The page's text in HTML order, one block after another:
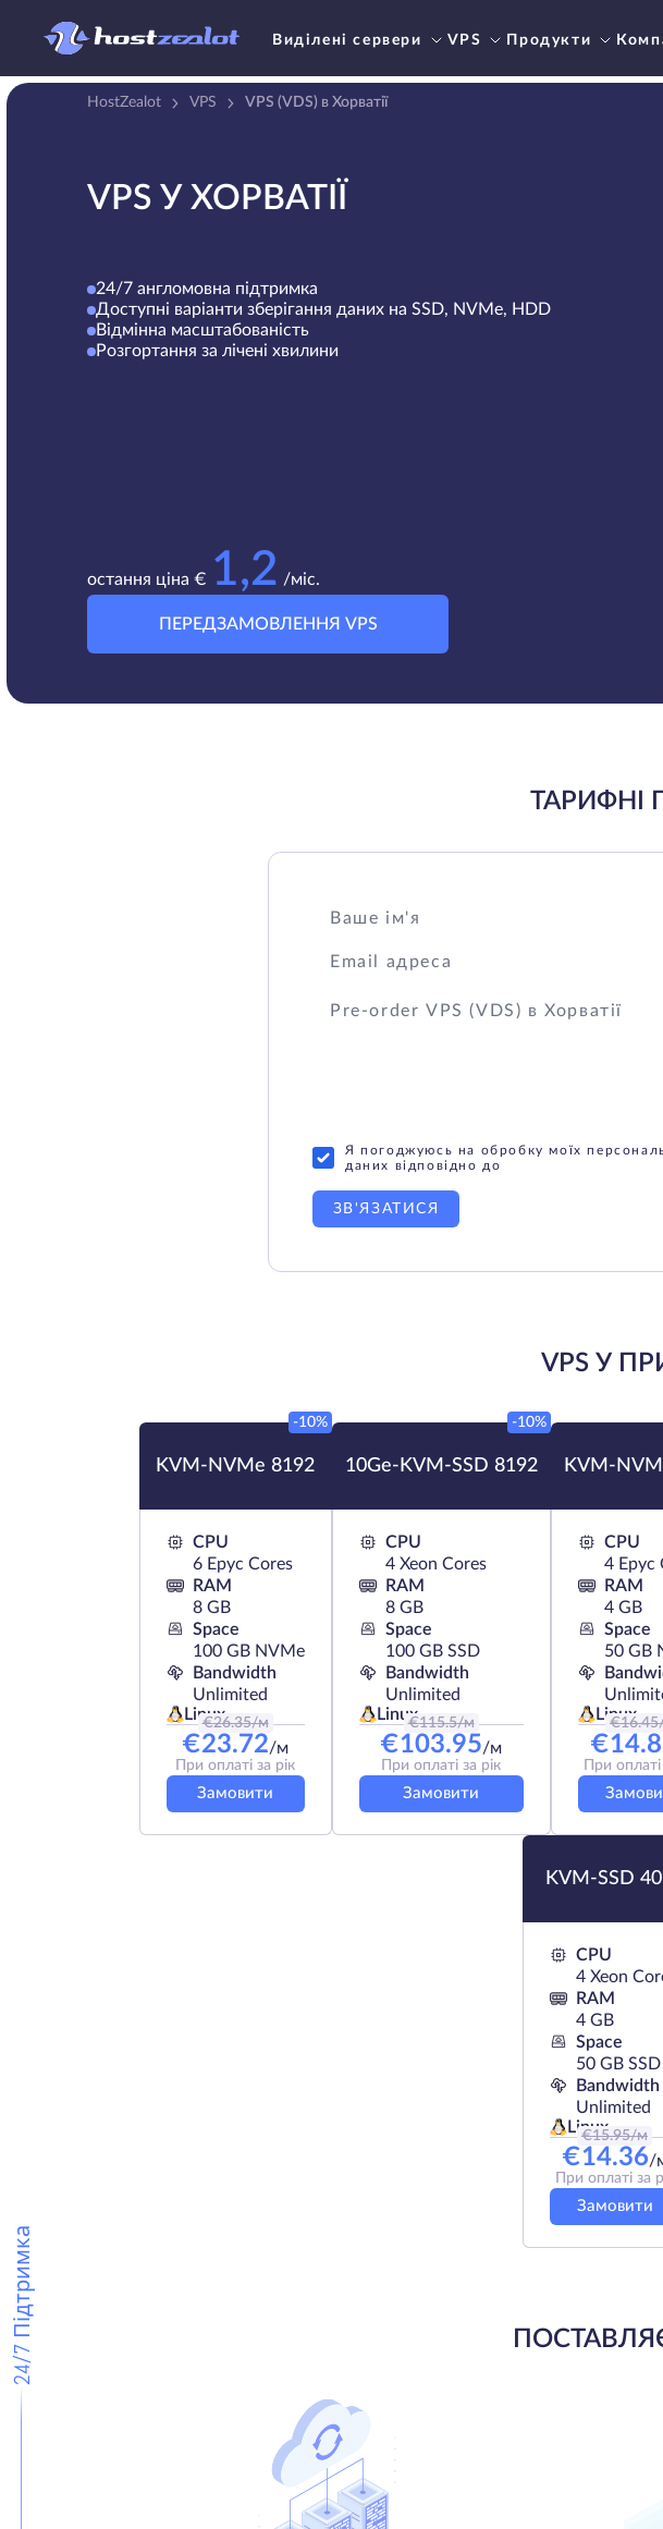
Виділені сервери VPS Продукти
24/7 Підтримка
HostZealot VPS VPS (VDS) в Хорватії
VPS У ХОРВАТІЇ
24/7 англомовна підтримка
Доступні варіанти зберігання даних на SSD, NVMe, HDD
Відмінна масштабованість
Розгортання за лічені хвилини
остання ціна € 1,2 /міс.
ПЕРЕДЗАМОВЛЕННЯ VPS
ТАРИФНІ
Я погоджуюсь на обробку моїх
даних відповідно до
ЗВ'ЯЗАТИСЯ
VPS У
KVM-NVMe 8192
-10%
CPU
6 Epyc Cores
RAM
8 GB
Space
100 GB NVMe
Bandwidth
Unlimited
Linux
€26.35/м
€23.72/м
При оплаті за рік
Замовити
10Ge-KVM-SSD 8192
-10%
CPU
4 Xeon Cores
RAM
8 GB
Space
100 GB SSD
Bandwidth
Unlimited
Linux
€115.5/м
€103.95/м
При оплаті за рік
Замовити
KVM-
CPU
4 Epyc
RAM
4 GB
Space
50 GB
Linux
€16.45
€
При оплаті
KVM-SSD
CPU
4 Xeon
RAM
4 GB
Space
50 GB SSD
Bandwidth
Unlimited
Linux
€15.95/м
€14.36/
При оплаті за
Замовити